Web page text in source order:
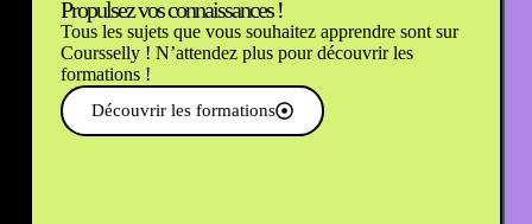
Propulsez vos connaissances !
Tous les sujets que vous souhaitez apprendre sont sur
Coursselly ! N’attendez plus pour découvrir les
formations !
Découvrir les formations